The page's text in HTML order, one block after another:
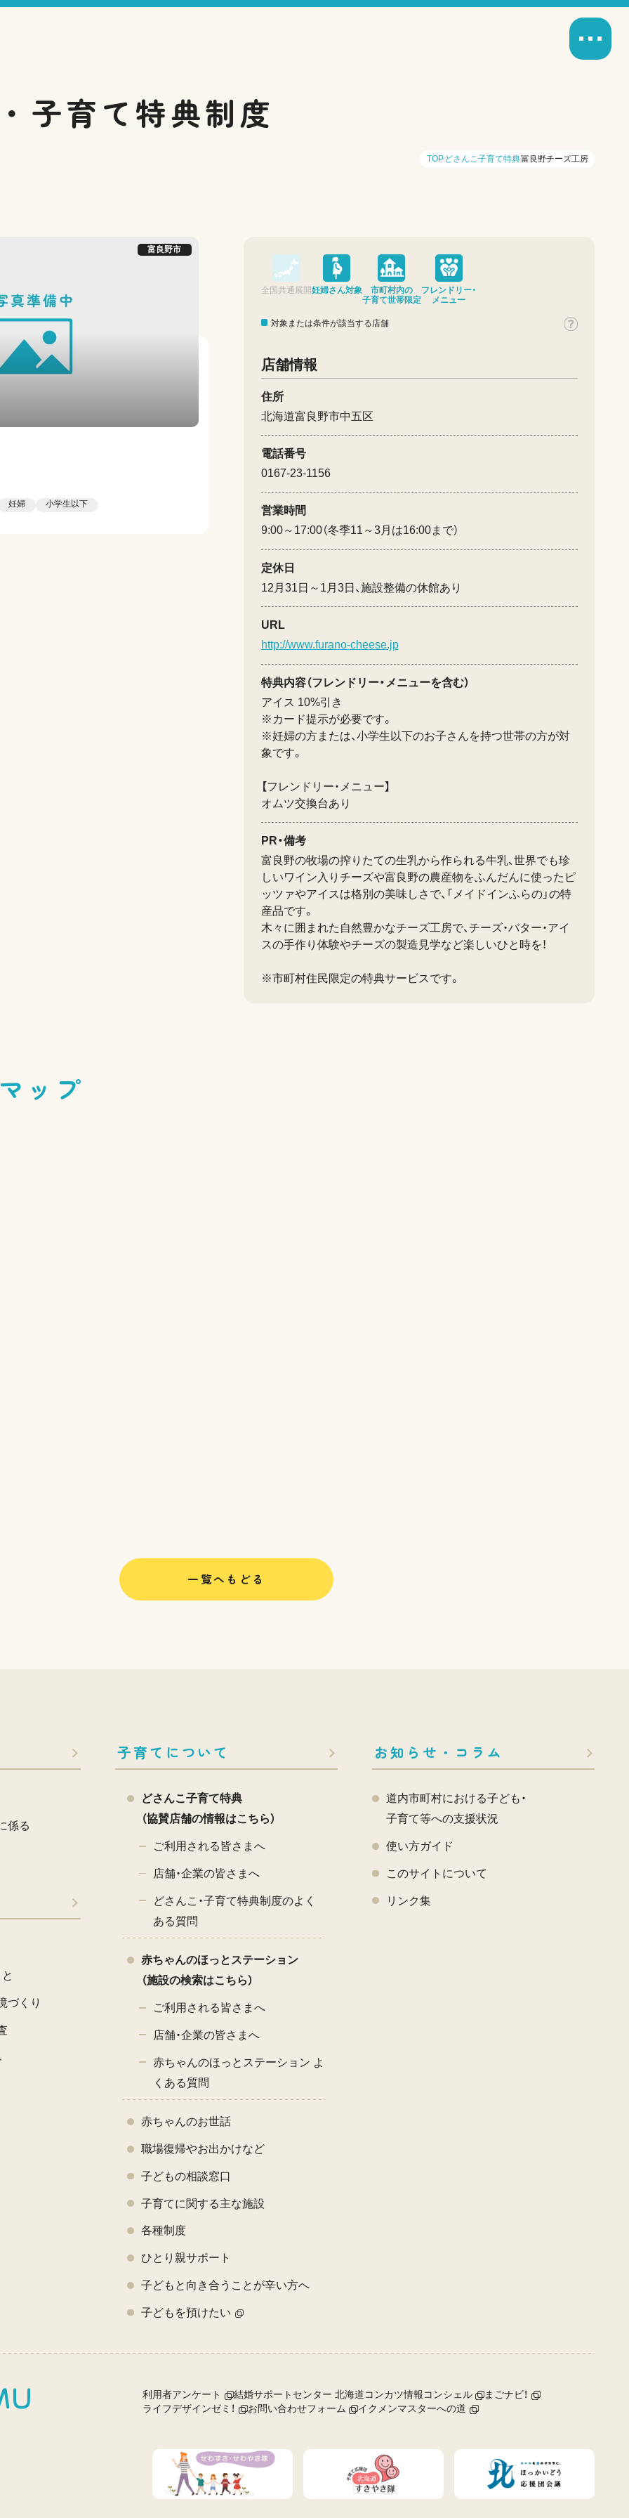
子育て特典制度
TOPどさんこ子育て特典富良野チーズ工房
富良野市
妊婦 小学生以下
全国共通展開妊婦さん対象
市町村内の
子育て世帯限定
フレンドリー・
メニュー
対象または条件が該当する店舗
店舗情報
住所
北海道富良野市中五区
電話番号
0167-23-1156
営業時間
9:00～17:00（冬季11～3月は16:00まで）
定休日
12月31日～1月3日、施設整備の休館あり
URL
http://www.furano-cheese.jp
特典内容（フレンドリー・メニューを含む）
アイス 10%引き
※カード提示が必要です。
※妊婦の方または、小学生以下のお子さんを持つ世帯の方が対
象です。
【フレンドリー・メニュー】
オムツ交換台あり
PR・備考
富良野の牧場の搾りたての生乳から作られる牛乳、世界でも珍
しいワイン入りチーズや富良野の農産物をふんだんに使ったピ
ッツァやアイスは格別の美味しさで、「メイドインふらの」の特
産品です。
木々に囲まれた自然豊かなチーズ工房で、チーズ・バター・アイ
スの手作り体験やチーズの製造見学など楽しいひと時を！
※市町村住民限定の特典サービスです。
ップ
一覧へもどる
係る
づくり
子育てについて
どさんこ子育て特典
（協賛店舗の情報はこちら）
ご利用される皆さまへ
店舗・企業の皆さまへ
どさんこ・子育て特典制度のよく
ある質問
赤ちゃんのほっとステーション
（施設の検索はこちら）
ご利用される皆さまへ
店舗・企業の皆さまへ
赤ちゃんのほっとステーション よ
くある質問
赤ちゃんのお世話
職場復帰やお出かけなど
子どもの相談窓口
子育てに関する主な施設
各種制度
ひとり親サポート
子どもと向き合うことが辛い方へ
子どもを預けたい
お知らせ・コラム
道内市町村における子ども・
子育て等への支援状況
使い方ガイド
このサイトについて
リンク集
利用者アンケート 結婚サポートセンター 北海道コンカツ情報コンシェル
まごナビ！
ライフデザインゼミ！
お問い合わせフォーム イクメンマスターへの道